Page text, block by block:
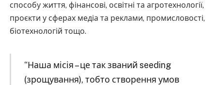
способу життя, фінансові, освітні та агротехнології,
проєкти у сферах медіа та реклами, промисловості,
біотехнологій тощо.
“Наша місія – це так званий seeding
(зрощування), тобто створення умов